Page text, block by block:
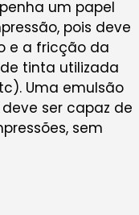
um papel
pois deve
e a fricção da
tinta utilizada
Uma emulsão
ser capaz de
sem